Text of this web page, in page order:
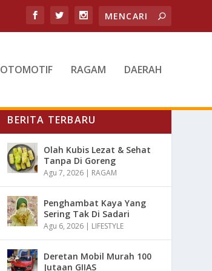
OTOMOTIF RAGAM DAERAH
BERITA TERBARU
Olah Kubis Lezat & Sehat
Tanpa Di Goreng
Agu 7, 2026 | RAGAM
Penghambat Kaya Yang
Sering Tak Di Sadari
Agu 6, 2026 | LIFESTYLE
Deretan Mobil Murah 100
Jutaan GIIAS